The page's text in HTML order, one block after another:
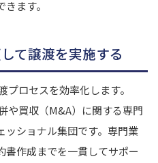
ます。
て譲渡を実施する
ロセスを効率化します。
や買収（M&A）に関する専門
ッショナル集団です。専門業
作成までを一貫してサポー